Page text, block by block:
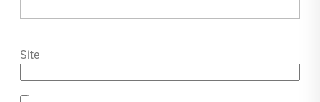
Site